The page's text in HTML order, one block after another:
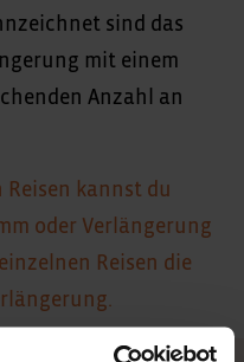
sind das
mit einem
Anzahl an
Reisen kannst du
oder Verlängerung
Reisen die